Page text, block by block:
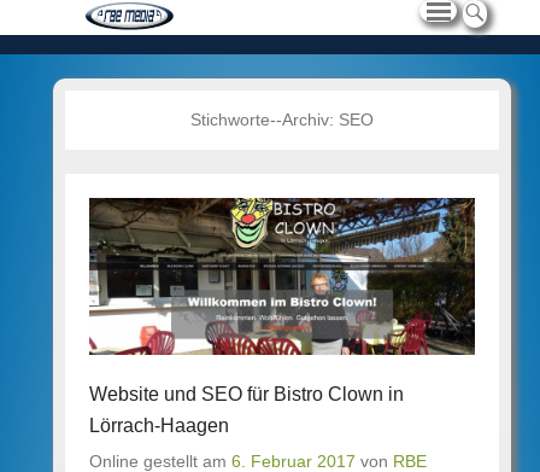
Stichworte--Archiv: SEO
Website und SEO für Bistro Clown in
Lörrach-Haagen
Online gestellt am 6. Februar 2017 von RBE